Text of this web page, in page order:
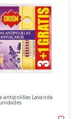
antipolillas Lavanda